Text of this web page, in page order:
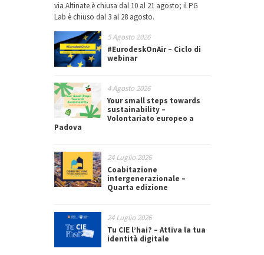
via Altinate è chiusa dal 10 al 21 agosto; il PG
Lab è chiuso dal 3 al 28 agosto.
5 Agosto 2026
#EurodeskOnAir – Ciclo di
webinar
4 Agosto 2026
Your small steps towards
sustainability –
Volontariato europeo a
Padova
24 Luglio 2026
Coabitazione
intergenerazionale –
Quarta edizione
24 Luglio 2026
Tu CIE l’hai? – Attiva la tua
identità digitale